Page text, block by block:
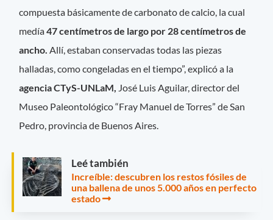
compuesta básicamente de carbonato de calcio, la cual
medía47 centímetros de largo por 28 centímetros de
ancho. Allí, estaban conservadas todas las piezas
halladas, como congeladas en el tiempo”, explicó a la
agencia CTyS-UNLaM, José Luis Aguilar, director del
Museo Paleontológico “Fray Manuel de Torres” de San
Pedro, provincia de Buenos Aires.
Leé también
Increíble: descubren los restos fósiles de
una ballena de unos 5.000 años en perfecto
estado